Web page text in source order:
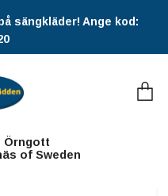
sängkläder! Ange kod:
Örngott
of Sweden